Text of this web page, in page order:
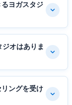
ヨガスタジ
オはありま
ングを受け